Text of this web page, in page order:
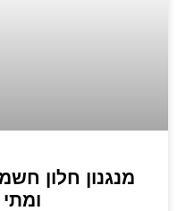
מנגנון חלון